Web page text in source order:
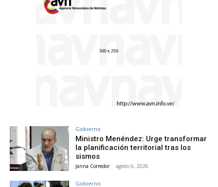
Gobierno
Ministro Menéndez: Urge transformar
la planificación territorial tras los
sismos
Janna Corredor - agosto 6, 2026
Gobierno